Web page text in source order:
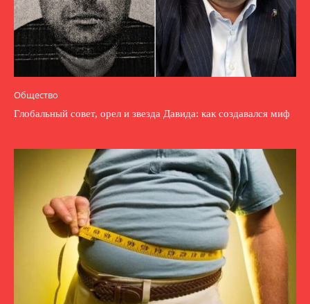
Общество
Глобальный совет, орел и звезда Давида: как создавался миф